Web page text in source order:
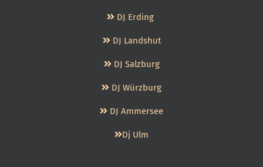
DJ Erding
DJ Landshut
DJ Salzburg
DJ Würzburg
DJ Ammersee
Dj Ulm